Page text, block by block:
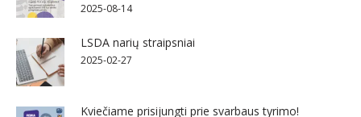
2025-08-14
LSDA narių straipsniai
2025-02-27
Kviečiame prisijungti prie svarbaus tyrimo!